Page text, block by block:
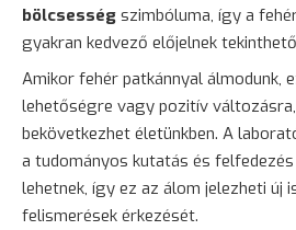
bölcsesség szimbóluma, így a
gyakran kedvező előjelnek
Amikor fehér patkánnyal álmodunk,
lehetőségre vagy pozitív
bekövetkezhet életünkben. A
a tudományos kutatás és
lehetnek, így ez az álom jelezheti új
felismerések érkezését.